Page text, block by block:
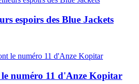
espoirs des Blue Jackets
numéro 11 d'Anze Kopitar